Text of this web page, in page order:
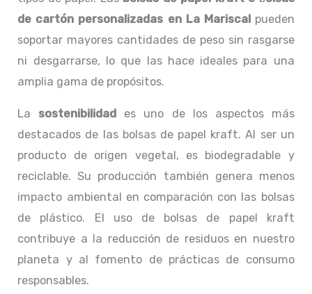
de cartón personalizadas en La Mariscalpueden
soportar mayores cantidades de peso sin rasgarse
ni desgarrarse, lo que las hace ideales para una
amplia gama de propósitos.
La sostenibilidad
es uno de los aspectos más
destacados de las bolsas de papel kraft. Al ser un
producto de origen vegetal, es biodegradable y
reciclable. Su producción también genera menos
impacto ambiental en comparación con las bolsas
de plástico. El uso de bolsas de papel kraft
contribuye a la reducción de residuos en nuestro
planeta y al fomento de prácticas de consumo
responsables.